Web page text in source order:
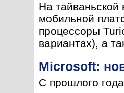
На тайваньской
мобильной
процессоры
вариантах), а
Microsoft:
С прошлого